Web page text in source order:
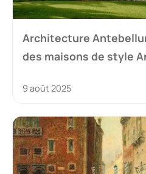
Architecture
des maisons de style
9 août 2025